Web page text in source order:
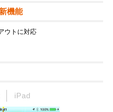
機能
ウトに対応
iPad